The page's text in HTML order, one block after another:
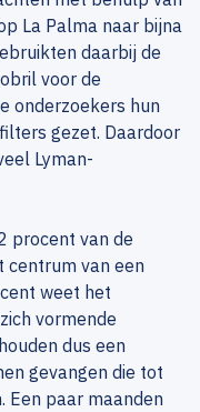
La Palma naar bijna
daarbij de
voor de
onderzoekers hun
gezet. Daardoor
Lyman-
procent van de
van een
weet het
vormende
dus een
gevangen die tot
Een paar maanden